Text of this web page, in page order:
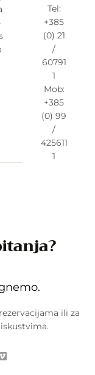
Tel:
+385
(0) 21
/
60791
1
Mob:
+385
(0) 99
/
425611
1
ili za